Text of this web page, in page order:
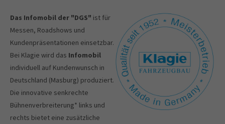
Das Infomobil der "DGS" ist für
Messen, Roadshows und
Kundenpräsentationen einsetzbar.
Bei Klagie wird das Infomobil
individuell auf Kundenwunsch in
Deutschland (Masburg) produziert.
Die innovative senkrechte
Bühnenverbreiterung* links und
rechts bietet eine zusätzliche